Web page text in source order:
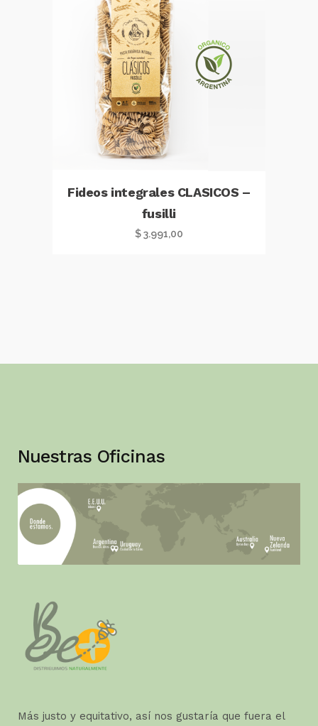
Fideos integrales CLASICOS –
fusilli
$3.991,00
Nuestras Oficinas
Más justo y equitativo, así nos gustaría que fuera el